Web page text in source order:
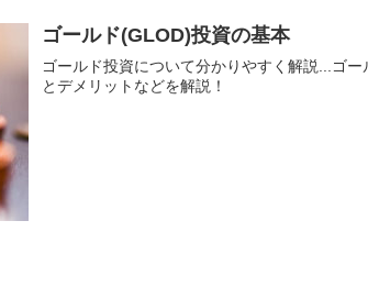
ゴールド(GLOD)投資の基本
ゴールド投資について分かりやすく解説...ゴー
とデメリットなどを解説！